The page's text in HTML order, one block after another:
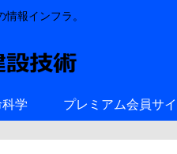
報インフラ。
学 プレミアム会員サイ